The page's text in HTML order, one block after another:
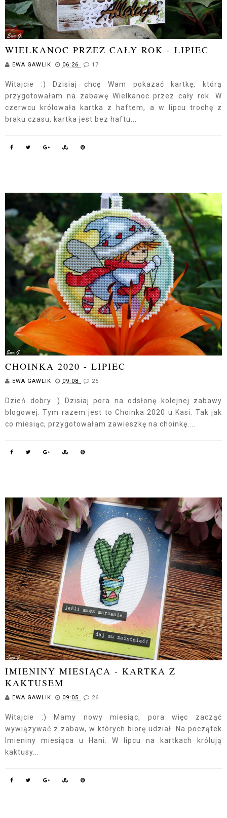
WIELKANOC PRZEZ CAŁY ROK - LIPIEC
EWA GAWLIK 06:26 17
Witajcie :) Dzisiaj chcę Wam pokazać kartkę, którą
przygotowałam na zabawę Wielkanoc przez cały rok. W
czerwcu królowała kartka z haftem, a w lipcu trochę z
braku czasu, kartka jest bez haftu...
CHOINKA 2020 - LIPIEC
EWA GAWLIK 09:08 25
Dzień dobry :) Dzisiaj pora na odsłonę kolejnej zabawy
blogowej. Tym razem jest to Choinka 2020 u Kasi. Tak jak
co miesiąc, przygotowałam zawieszkę na choinkę....
IMIENINY MIESIĄCA - KARTKA Z
KAKTUSEM
EWA GAWLIK 09:05 26
Witajcie :) Mamy nowy miesiąc, pora więc zacząć
wywiązywać z zabaw, w których biorę udział. Na początek
Imieniny miesiąca u Hani. W lipcu na kartkach królują
kaktusy...